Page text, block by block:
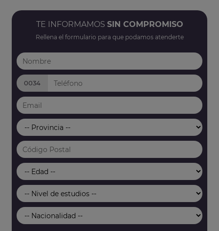
TE INFORMAMOS SIN COMPROMISO
Rellena el formulario para que podamos atenderte
0034